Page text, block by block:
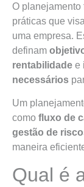
O planejamento
práticas que
uma empresa.
definam
rentabilidade e
necessários
Um
como fluxo de
gestão de
maneira
Qual é